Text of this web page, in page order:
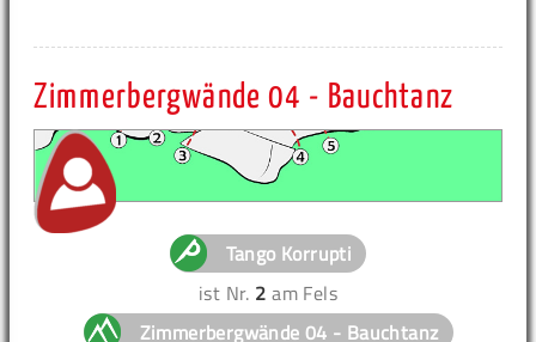
Zimmerbergwände 04 - Bauchtanz
Tango Korrupti
ist Nr. 2 am Fels
Zimmerbergwände 04 - Bauchtanz